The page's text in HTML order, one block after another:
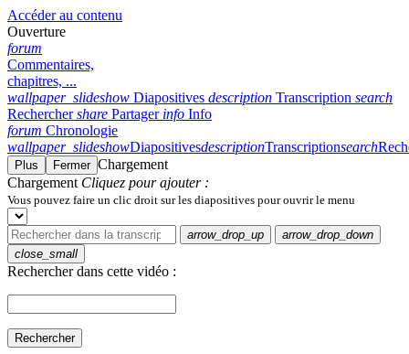
Accéder au contenu
Ouverture
forum
Commentaires,
chapitres, ...
wallpaper_slideshow Diapositives description Transcription search
Rechercher share Partager info Info
forum Chronologie
wallpaper_slideshowDiapositivesdescriptionTranscriptionsearch
Plus Fermer Chargement
Chargement Cliquez pour ajouter :
Vous pouvez faire un clic droit sur les diapositives pour ouvrir le menu
arrow_drop_up
arrow_drop_down
close_small
Rechercher dans cette vidéo :
Rechercher